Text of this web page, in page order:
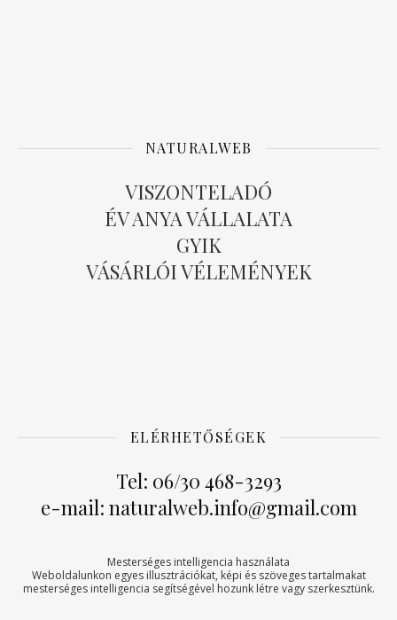
NATURALWEB
VISZONTELADÓ
ÉV ANYA VÁLLALATA
GYIK
VÁSÁRLÓI VÉLEMÉNYEK
ELÉRHETŐSÉGEK
Tel: 06/30 468-3293
e-mail: naturalweb.info@gmail.com
Mesterséges intelligencia használata
Weboldalunkon egyes illusztrációkat, képi és szöveges tartalmakat
mesterséges intelligencia segítségével hozunk létre vagy szerkesztünk.